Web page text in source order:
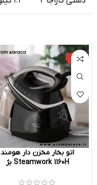
-۶%
اتو بخار مخزن دار هومند
Steamwork 1160H بژ